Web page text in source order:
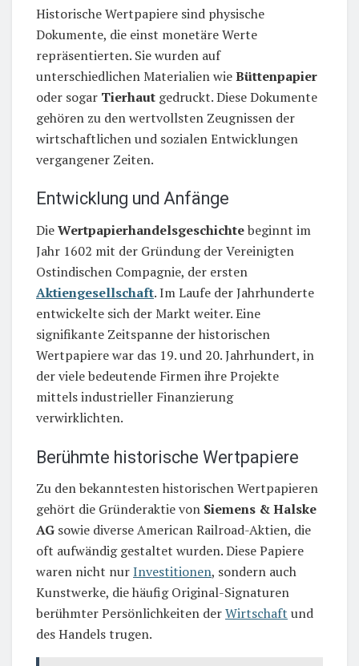
Historische Wertpapiere sind physische
Dokumente, die einst monetäre Werte
repräsentierten. Sie wurden auf
unterschiedlichen Materialien wieBüttenpapier
oder sogar Tierhaut gedruckt. Diese Dokumente
gehören zu den wertvollsten Zeugnissen der
wirtschaftlichen und sozialen Entwicklungen
vergangener Zeiten.
Entwicklung und Anfänge
DieWertpapierhandelsgeschichtebeginnt im
Jahr 1602 mit der Gründung der Vereinigten
Ostindischen Compagnie, der ersten
Aktiengesellschaft. Im Laufe der Jahrhunderte
entwickelte sich der Markt weiter. Eine
signifikante Zeitspanne der historischen
Wertpapiere war das 19. und 20. Jahrhundert, in
der viele bedeutende Firmen ihre Projekte
mittels industrieller Finanzierung
verwirklichten.
Berühmte historische Wertpapiere
Zu den bekanntesten historischen Wertpapieren
gehört die Gründeraktie von Siemens & Halske
AG sowie diverse American Railroad-Aktien, die
oft aufwändig gestaltet wurden. Diese Papiere
waren nicht nurInvestitionen, sondern auch
Kunstwerke, die häufig Original-Signaturen
berühmter Persönlichkeiten derWirtschaft und
des Handels trugen.